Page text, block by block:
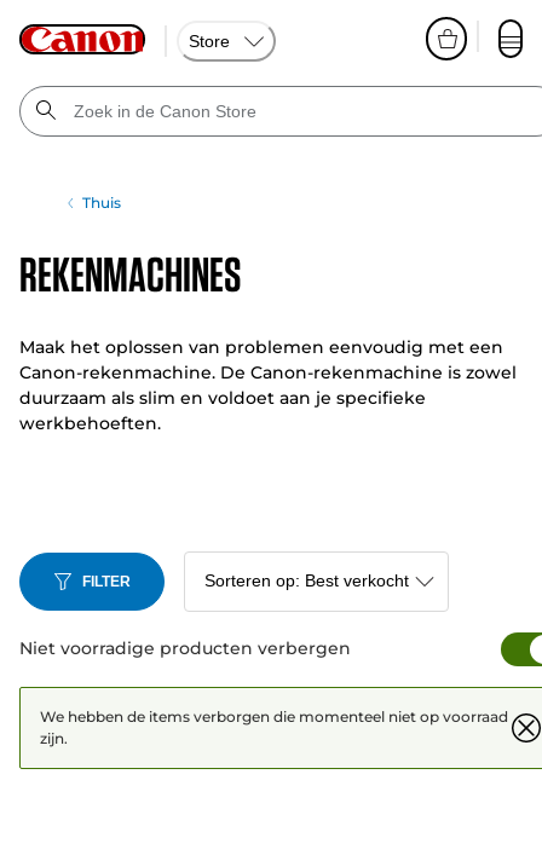
Store
Thuis
Rekenmachines
Maak het oplossen van problemen eenvoudig met een
Canon-rekenmachine. De Canon-rekenmachine is zowel
duurzaam als slim en voldoet aan je specifieke
werkbehoeften.
FILTER
Niet voorradige producten verbergen
We hebben de items verborgen die momenteel niet op voorraad
zijn.